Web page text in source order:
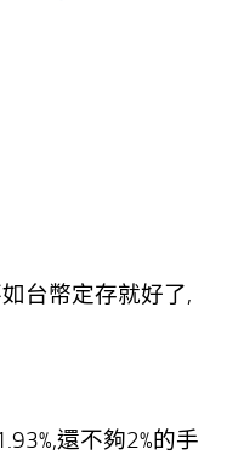
台幣定存就好了,
還不夠2%的手